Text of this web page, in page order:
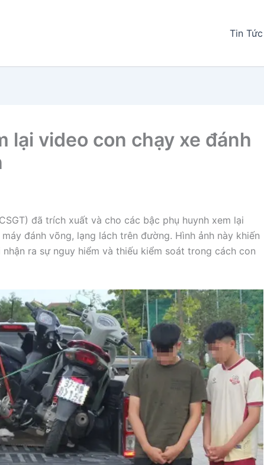
Tin Tức
lại video con chạy xe đánh
đã trích xuất và cho các bậc phụ huynh xem lại
đánh võng, lạng lách trên đường. Hình ảnh này khiến
ra sự nguy hiểm và thiếu kiểm soát trong cách con